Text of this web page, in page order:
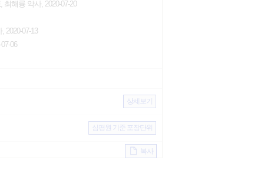
, 최해륭 약사, 2020-07-20
, 2020-07-13
06
상세보기
심평원 기준 포장단위
복사